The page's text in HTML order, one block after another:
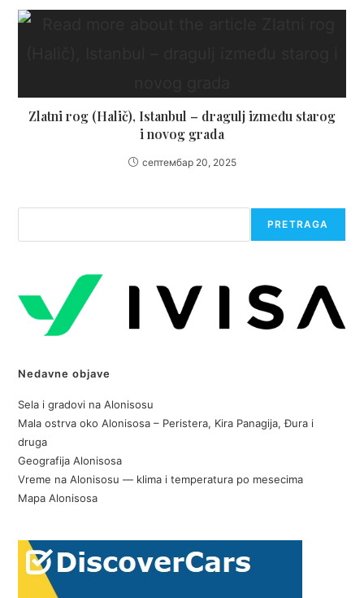
Zlatni rog (Halič), Istanbul – dragulj između starog
i novog grada
септембар 20, 2025
PRETRAGA
Nedavne objave
Sela i gradovi na Alonisosu
Mala ostrva oko Alonisosa – Peristera, Kira Panagija, Đura i
druga
Geografija Alonisosa
Vreme na Alonisosu — klima i temperatura po mesecima
Mapa Alonisosa